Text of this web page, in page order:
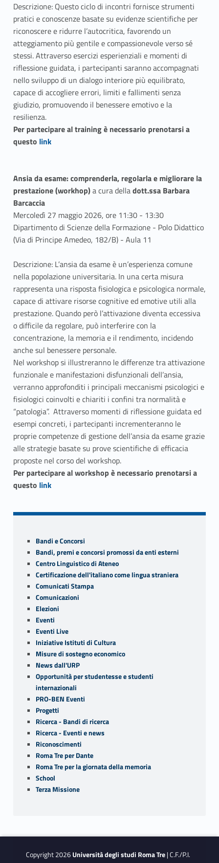
Descrizione: Questo ciclo di incontri fornisce strumenti
pratici e conoscenze basate su evidenze scientifiche per
riconoscere e ridurre l’autocritica, favorendo un
atteggiamento più gentile e compassionevole verso sé
stessi. Attraverso esercizi esperienziali e momenti di
riflessione guidata, i partecipanti saranno accompagnati
nello sviluppo di un dialogo interiore più equilibrato,
capace di accogliere errori, limiti e fallimenti senza
giudizio, promuovendo il benessere emotivo e la
resilienza.
Per partecipare al training è necessario prenotarsi a
questo Link identifier #identifier__26058-2
link
Ansia da esame: comprenderla, regolarla e migliorare la
prestazione (workhop)a cura delladott.ssa Barbara
Barcaccia
Mercoledì 27 maggio 2026, ore 11:30 - 13:30
Dipartimento di Scienze della Formazione - Polo Didattico
(Via di Principe Amedeo, 182/B) - Aula 11
Descrizione: L’ansia da esame è un’esperienza comune
nella popolazione universitaria. In una certa misura
rappresenta una risposta fisiologica e psicologica normale,
capace di attivare risorse cognitive ed emotive utili alla
prestazione. Quando però l’attivazione diventa eccessiva
o difficile da regolare, può interferire con la
concentrazione, la memoria e il rendimento, incidendo
anche sul benessere personale.
Nel workshop si illustreranno le differenze tra attivazione
funzionale e manifestazioni disfunzionali dell’ansia,
verranno approfonditi i principali meccanismi psicologici e
fisiologici coinvolti e chiariti i confini tra normalità e
“patologia”. Attraverso momenti di riflessione guidata ed
esempi concreti, i partecipanti incrementeranno le
proprie competenze di gestione dell’ansia da esame grazie
alle strategie basate su prove scientifiche di efficacia
proposte nel corso del workshop.
Per partecipare al workshop è necessario prenotarsi a
questo Link identifier #identifier__91846-3
link
Sidebar
Bandi e Concorsi
Bandi, premi e concorsi promossi da enti esterni
Centro Linguistico di Ateneo
Certificazione dell'italiano come lingua straniera
Comunicati Stampa
Comunicazioni
Elezioni
Eventi
Eventi Live
Iniziative Istituti di Cultura
Misure di sostegno economico
News dall'URP
Opportunità per studentesse e studenti
internazionali
PRO-BEN Eventi
Progetti
Ricerca - Bandi di ricerca
Ricerca - Eventi e news
Riconoscimenti
Roma Tre per Dante
Roma Tre per la giornata della memoria
School
Terza Missione
Copyright 2026Università degli studi Roma Tre| C.F./P.I.